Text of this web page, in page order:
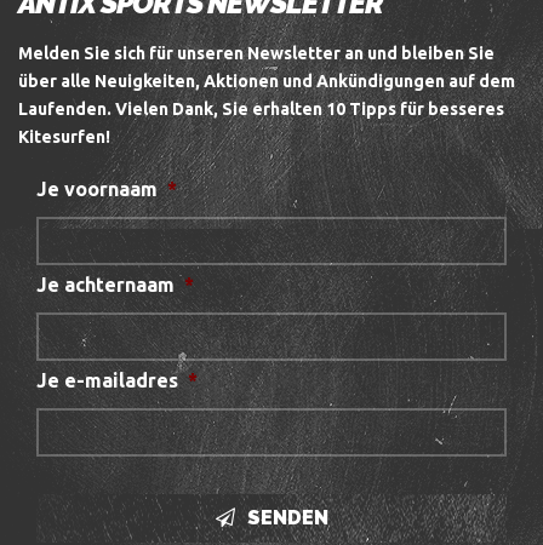
Melden Sie sich für unseren Newsletter an und bleiben Sie
über alle Neuigkeiten, Aktionen und Ankündigungen auf dem
Laufenden. Vielen Dank, Sie erhalten 10 Tipps für besseres
Kitesurfen!
Je voornaam *
Je achternaam *
Je e-mailadres *
SENDEN